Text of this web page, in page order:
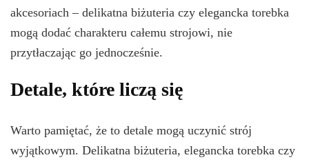
akcesoriach – delikatna biżuteria czy elegancka torebka
mogą dodać charakteru całemu strojowi, nie
przytłaczając go jednocześnie.
Detale, które liczą się
Warto pamiętać, że to detale mogą uczynić strój
wyjątkowym. Delikatna biżuteria, elegancka torebka czy